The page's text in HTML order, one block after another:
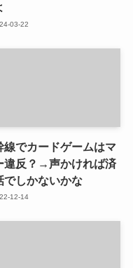
03-22
線でカードゲームはマ
違反？→声かければ済
でしかないかな
12-14